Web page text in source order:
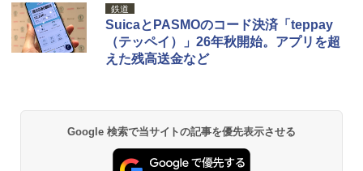
鉄道
SuicaとPASMOのコード決済「teppay
（テッペイ）」26年秋開始。アプリを超
えた残高送金など
Google 検索で当サイトの記事を優先表示させる